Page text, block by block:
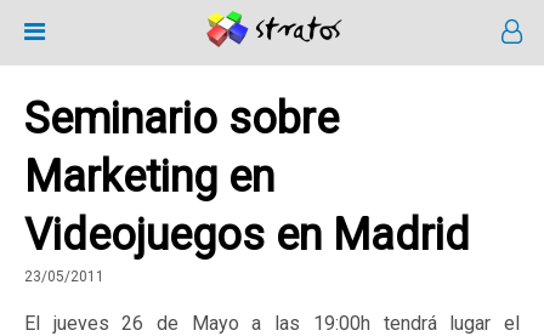
Seminario sobre
Marketing en
Videojuegos en Madrid
23/05/2011
El jueves 26 de Mayo a las 19:00h tendrá lugar el